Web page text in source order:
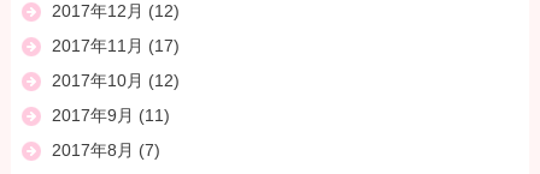
2017年12月 (12)
2017年11月 (17)
2017年10月 (12)
2017年9月 (11)
2017年8月 (7)